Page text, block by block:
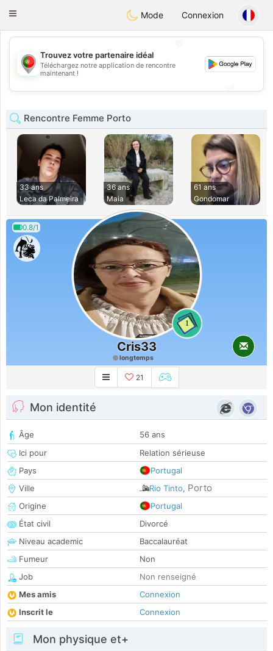
namoro Portugues
Toggle
Mode Connexion
💖
💕
Trouvez votre partenaire idéal
Téléchargez notre application de rencontre
maintenant !
Rencontre Femme Porto
33 ans
Leca da Palmeira
36 ans
Maia
61 ans
Gondomar
0.8/1
1
Cris33
longtemps
21
Mon identité
Âge
56 ans
Ici pour
Relation sérieuse
Pays
Portugal
Ville
Rio Tinto, Porto
Origine
Portugal
État civil
Divorcé
Niveau academic
Baccalauréat
Fumeur
Non
Job
Non renseigné
Mes amis
Connexion
Inscrit le
Connexion
Mon physique et+